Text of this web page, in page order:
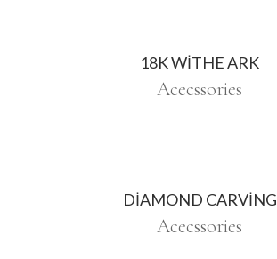
18K WITHE ARK
Acecssories
DIAMOND CARVING
Acecssories